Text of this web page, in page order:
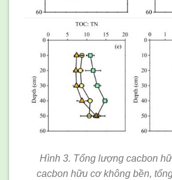
Hình 3. Tổng lượng cacbon
cacbon hữu cơ không bền,